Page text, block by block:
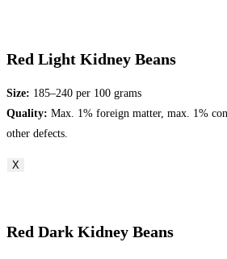
Red Light Kidney Beans
Size: 185–240 per 100 grams
Quality: Max. 1% foreign matter, max. 1%
other defects.
X
Red Dark Kidney Beans